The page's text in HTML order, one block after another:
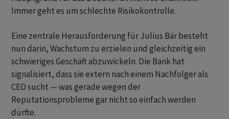
Immer geht es um schlechte Risikokontrolle.
Eine zentrale Herausforderung für Julius Bär besteht
nun darin, Wachstum zu erzielen und gleichzeitig ein
schwieriges Geschäft abzuwickeln. Die Bank hat
signalisiert, dass sie extern nach einem Nachfolger als
CEO sucht — was gerade wegen der
Reputationsprobleme gar nicht so einfach werden
dürfte.